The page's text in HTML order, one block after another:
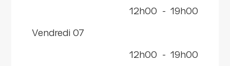
12h00 - 19h00
vendredi 07
12h00 - 19h00